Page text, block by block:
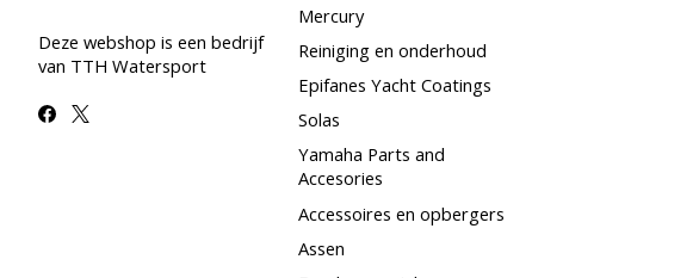
Deze webshop is een bedrijf
van TTH Watersport
Mercury
Reiniging en onderhoud
Epifanes Yacht Coatings
Solas
Yamaha Parts and
Accesories
Accessoires en opbergers
Assen